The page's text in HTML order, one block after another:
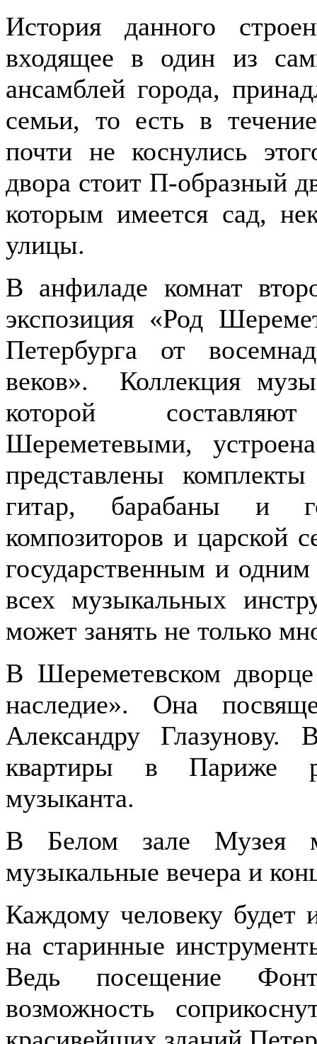
История данного
входящее в один из
ансамблей города,
семьи, то есть в
почти не коснулись
двора стоит П-образный
которым имеется сад,
улицы.
В анфиладе комнат
экспозиция «Род
Петербурга от
веков». Коллекция
которой
Шереметевыми,
представлены
гитар, барабаны и
композиторов и царской
государственным и
всех музыкальных
может занять не только
В Шереметевском
наследие». Она
Александру Глазунову.
квартиры в Париже
музыканта.
В Белом зале Музея
музыкальные вечера и
Каждому человеку будет
на старинные
Ведь посещение
возможность